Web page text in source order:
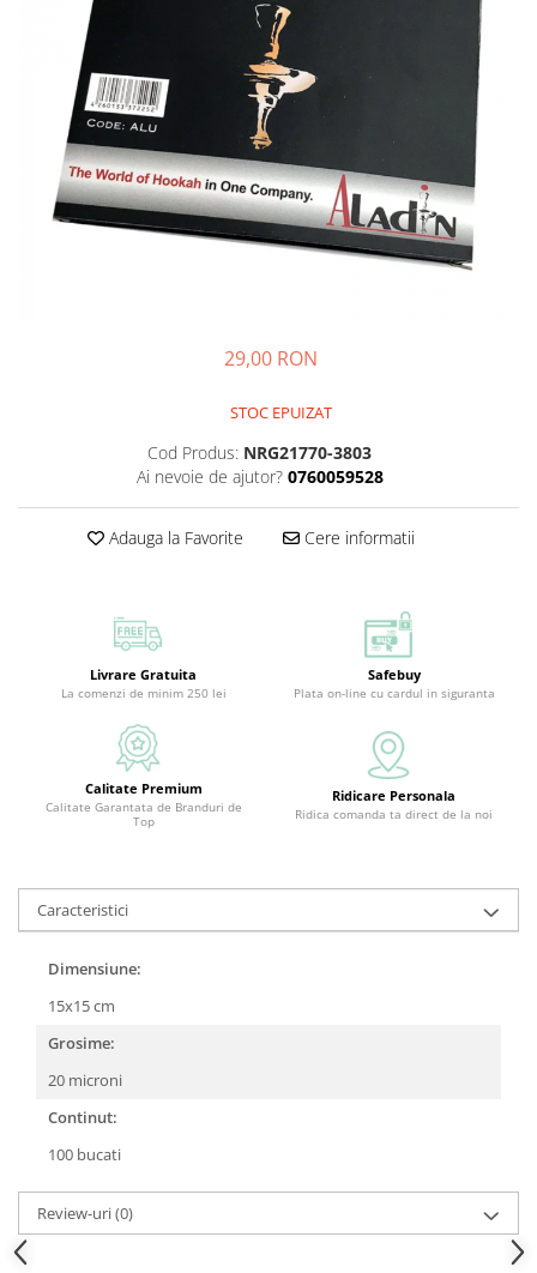
29,00 RON
STOC EPUIZAT
Cod Produs: NRG21770-3803
Ai nevoie de ajutor? 0760059528
Adauga la Favorite Cere informatii
Livrare Gratuita
La comenzi de minim 250 lei
Safebuy
Plata on-line cu cardul in siguranta
Calitate Premium
Calitate Garantata de Branduri de
Top
Ridicare Personala
Ridica comanda ta direct de la noi
Caracteristici
Dimensiune:
15x15 cm
Grosime:
20 microni
Continut:
100 bucati
Review-uri(0)